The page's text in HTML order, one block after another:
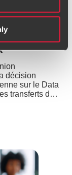
vers les
européenne
décision
sur le Data
transferts de